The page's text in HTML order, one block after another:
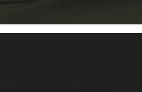
home